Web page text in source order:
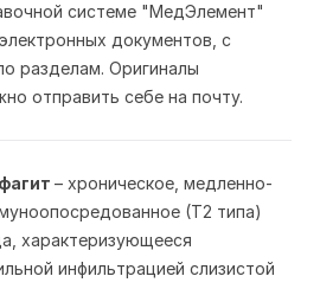
системе "МедЭлемент"
документов, с
разделам. Оригиналы
отправить себе на почту.
– хроническое, медленно-
(Т2 типа)
характеризующееся
инфильтрацией слизистой